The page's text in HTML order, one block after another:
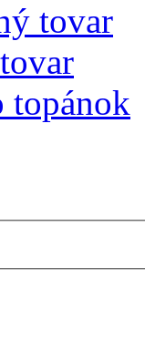
tovar